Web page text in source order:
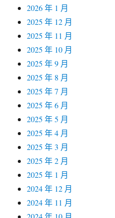
2026 年 1 月
2025 年 12 月
2025 年 11 月
2025 年 10 月
2025 年 9 月
2025 年 8 月
2025 年 7 月
2025 年 6 月
2025 年 5 月
2025 年 4 月
2025 年 3 月
2025 年 2 月
2025 年 1 月
2024 年 12 月
2024 年 11 月